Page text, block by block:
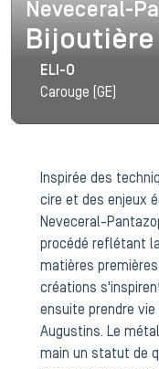
Neveceral-
Bijoutière
ELI-O
Carouge (GE)
Inspirée des
cire et des enjeux
Neveceral-
procédé reflétant
matières
créations
ensuite prendre
Augustins. Le
main un statut de